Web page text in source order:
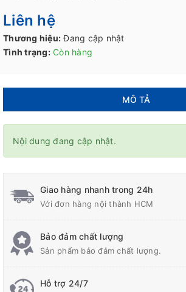
Liên hệ
Thương hiệu: Đang cập nhật
Tình trạng: Còn hàng
MÔ TẢ
Nội dung đang cập nhật.
Giao hàng nhanh trong 24h
Với đơn hàng nội thành HCM
Bảo đảm chất lượng
Sản phẩm bảo đảm chất lượng.
Hỗ trợ 24/7